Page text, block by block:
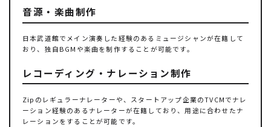
音源・楽曲制作
日本武道館でメイン演奏した経験のあるミュージシャンが在籍して
おり、独自BGMや楽曲を制作することが可能です。
レコーディング・ナレーション制作
Zipのレギュラーナレーターや、スタートアップ企業のTVCMでナレ
ーション経験のあるナレーターが在籍しており、用途に合わせたナ
レーションをすることが可能です。